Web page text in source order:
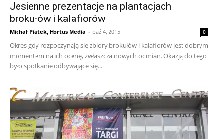
Jesienne prezentacje na plantacjach
brokułów i kalafiorów
Michał Piątek, Hortus Media - paź 4, 2015 0
Okres gdy rozpoczynają się zbiory brokułów i kalafiorów jest dobrym
momentem na ich ocenę, zwłaszcza nowych odmian. Okazją do tego
było spotkanie odbywające się...